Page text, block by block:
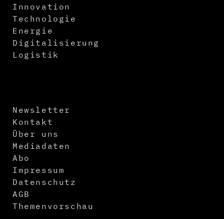
Innovation
Technologie
Energie
Digitalisierung
Logistik
Newsletter
Kontakt
Über uns
Mediadaten
Abo
Impressum
Datenschutz
AGB
Themenvorschau